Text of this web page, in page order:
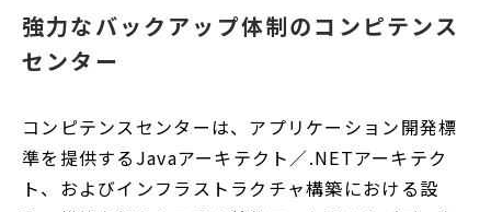
開
強力なバックアップ体制のコンピテンス
センター
コンピテンスセンターは、アプリケーション開発標
準を提供するJavaアーキテクト／.NETアーキテク
ト、およびインフラストラクチャ構築における設